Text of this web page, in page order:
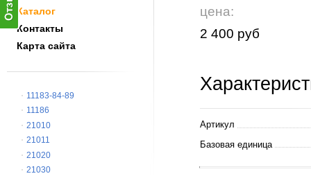
Каталог
Контакты
Карта сайта
11183-84-89
11186
21010
21011
21020
21030
цена:
2 400 руб
Артикул
Базовая единица